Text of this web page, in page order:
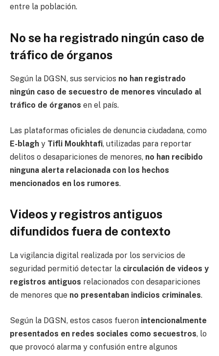
entre la población.
No se ha registrado ningún caso de
tráfico de órganos
Según la DGSN, sus servicios no han registrado
ningún caso de secuestro de menores vinculado al
tráfico de órganos en el país.
Las plataformas oficiales de denuncia ciudadana, como
E-blagh y Tifli Moukhtafi, utilizadas para reportar
delitos o desapariciones de menores, no han recibido
ninguna alerta relacionada con los hechos
mencionados en los rumores.
Videos y registros antiguos
difundidos fuera de contexto
La vigilancia digital realizada por los servicios de
seguridad permitió detectar la circulación de videos y
registros antiguos relacionados con desapariciones
de menores que no presentaban indicios criminales.
Según la DGSN, estos casos fueron intencionalmente
presentados en redes sociales como secuestros, lo
que provocó alarma y confusión entre algunos